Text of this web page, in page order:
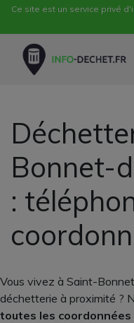
Ce site est un service privé
Bonnet-
:
Vous vivez à Saint-
déchetterie à proximité ?
toutes les